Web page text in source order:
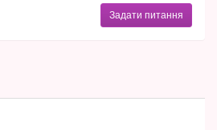
Задати питання